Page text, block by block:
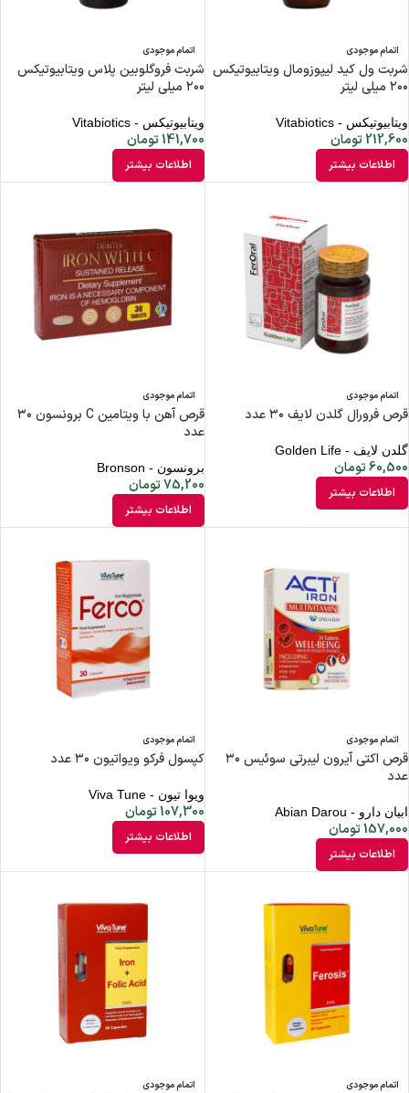
اتمام موجودی
شربت ول کید لیپوزومال ویتابیوتیکس
۲۰۰ میلی لیتر
ویتابیوتیکس - Vitabiotics
212,600تومان
اطلاعات بیشتر
اتمام موجودی
شربت فروگلوبین پلاس ویتابیوتیکس
۲۰۰ میلی لیتر
ویتابیوتیکس - Vitabiotics
141,700تومان
اطلاعات بیشتر
اتمام موجودی
قرص فرورال گلدن لایف ۳۰ عدد
گلدن لایف - Golden Life
60,500تومان
اطلاعات بیشتر
اتمام موجودی
قرص آهن با ویتامین C برونسون ۳۰
عدد
برونسون - Bronson
75,200تومان
اطلاعات بیشتر
اتمام موجودی
قرص اکتی آیرون لیبرتی سوئیس ۳۰
عدد
ابیان دارو - Abian Darou
157,000تومان
اطلاعات بیشتر
اتمام موجودی
کپسول فرکو ویواتیون ۳۰ عدد
ویوا تیون - Viva Tune
107,300تومان
اطلاعات بیشتر
اتمام موجودی اتمام موجودی